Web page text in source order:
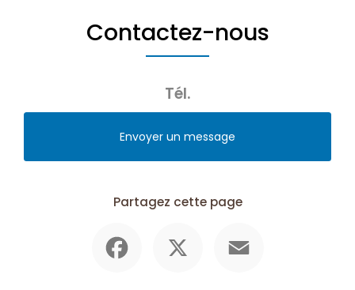
Contactez-nous
Tél.
Envoyer un message
Partagez cette page